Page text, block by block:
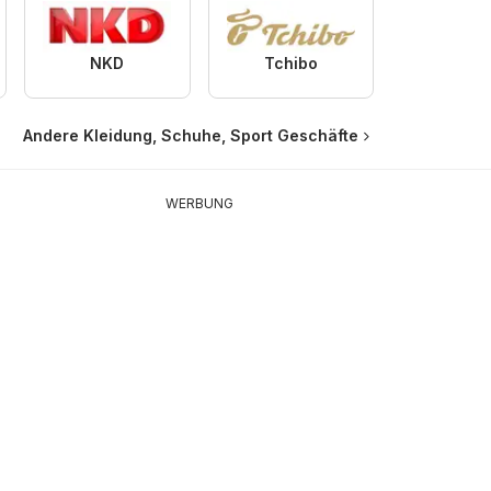
NKD Tchibo
Andere Kleidung, Schuhe, Sport Geschäfte
WERBUNG